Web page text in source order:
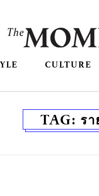
CULTURE
TAG: รา